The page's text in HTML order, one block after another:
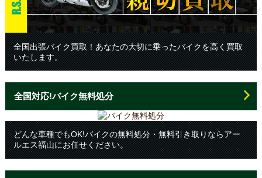
全国出張バイク買取！あなたの大切に乗ったバイクを高く買取
いたします。
全国対応!バイク無料処分
どんな車種でもOK!バイクの無料処分・無料引き取りならアー
ルエス福山にお任せください。